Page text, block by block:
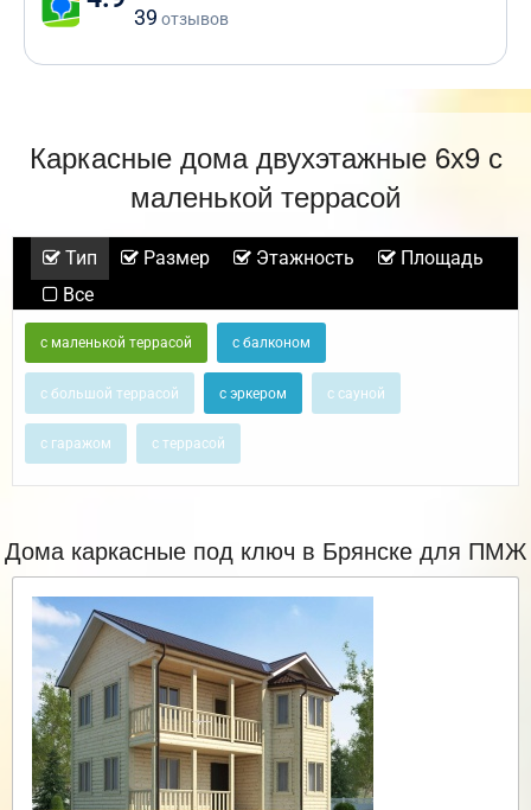
39 отзывов
Каркасные дома двухэтажные 6х9 с
маленькой террасой
Тип Размер Этажность
Площадь
Все
с маленькой террасой с балконом
с большой террасой с эркером с сауной
с гаражом с террасой
Дома каркасные под ключ в Брянске для ПМЖ